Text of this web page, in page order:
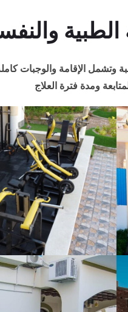
الإقامة والوجبات
ومدة فترة العلاج